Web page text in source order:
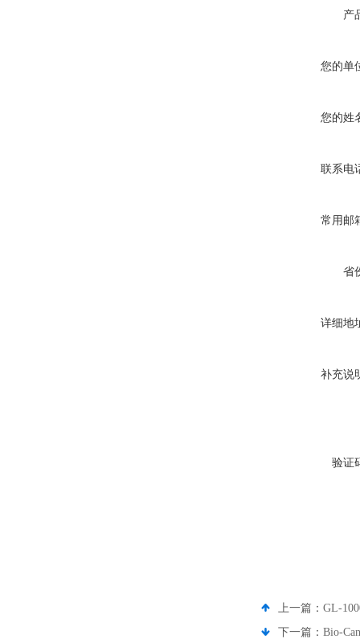
产
您的单
您的姓
联系电
常用邮
省
详细地
补充说
验证
上一篇： GL-
下一篇： Bio-